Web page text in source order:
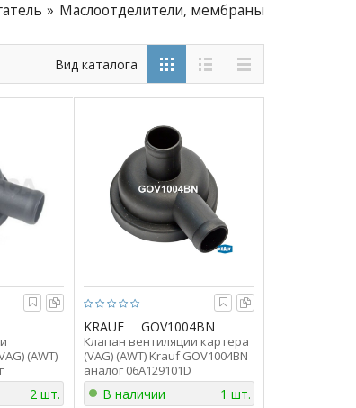
Маслоотделители, мембраны
Вид каталога
(AWT)
2 шт.
KRAUF GOV1004BN
Клапан вентиляции картера
(VAG) (AWT) Krauf GOV1004BN
аналог 06A129101D
В наличии 1 шт.